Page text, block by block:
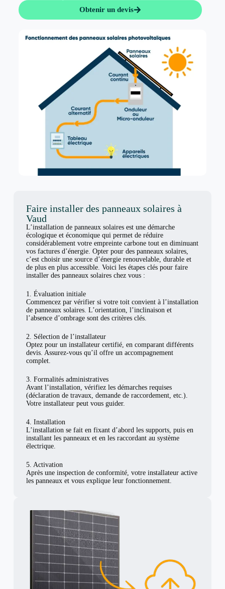
Obtenir un devis
Faire installer des panneaux solaires à
Vaud
L’installation de panneaux solaires est une démarche
écologique et économique qui permet de réduire
considérablement votre empreinte carbone tout en diminuant
vos factures d’énergie. Opter pour des panneaux solaires,
c’est choisir une source d’énergie renouvelable, durable et
de plus en plus accessible. Voici les étapes clés pour faire
installer des panneaux solaires chez vous :
1. Évaluation initiale
Commencez par vérifier si votre toit convient à l’installation
de panneaux solaires. L’orientation, l’inclinaison et
l’absence d’ombrage sont des critères clés.
2. Sélection de l’installateur
Optez pour un installateur certifié, en comparant différents
devis. Assurez-vous qu’il offre un accompagnement
complet.
3. Formalités administratives
Avant l’installation, vérifiez les démarches requises
(déclaration de travaux, demande de raccordement, etc.).
Votre installateur peut vous guider.
4. Installation
L’installation se fait en fixant d’abord les supports, puis en
installant les panneaux et en les raccordant au système
électrique.
5. Activation
Après une inspection de conformité, votre installateur active
les panneaux et vous explique leur fonctionnement.